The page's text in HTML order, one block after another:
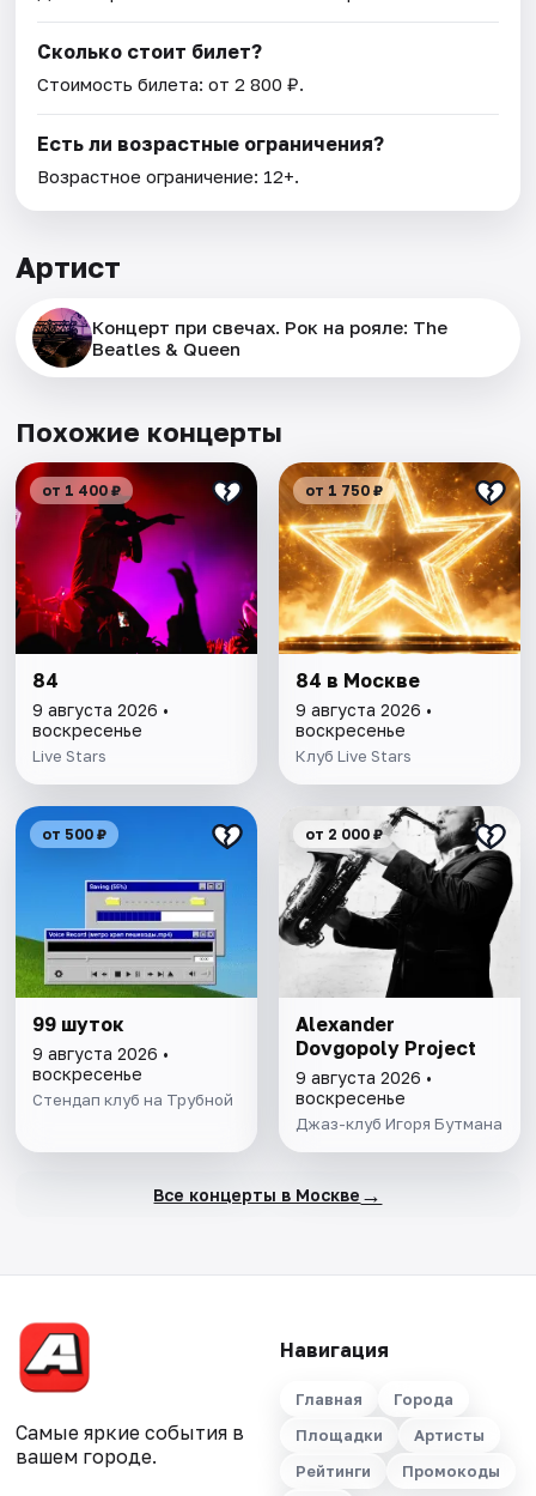
Сколько стоит билет?
Стоимость билета: от 2 800 ₽.
Есть ли возрастные ограничения?
Возрастное ограничение: 12+.
Артист
Концерт при свечах. Рок на рояле: The
Beatles & Queen
Похожие концерты
от 1 400 ₽
84
9 августа 2026 •
воскресенье
Live Stars
от 1 750 ₽
84 в Москве
9 августа 2026 •
воскресенье
Клуб Live Stars
от 500 ₽
99 шуток
9 августа 2026 •
воскресенье
Стендап клуб на Трубной
от 2 000 ₽
Alexander
Dovgopoly Project
9 августа 2026 •
воскресенье
Джаз-клуб Игоря Бутмана
Все концерты в Москве →
Самые яркие события в
вашем городе.
Навигация
Главная
Города
Площадки
Артисты
Рейтинги
Промокоды